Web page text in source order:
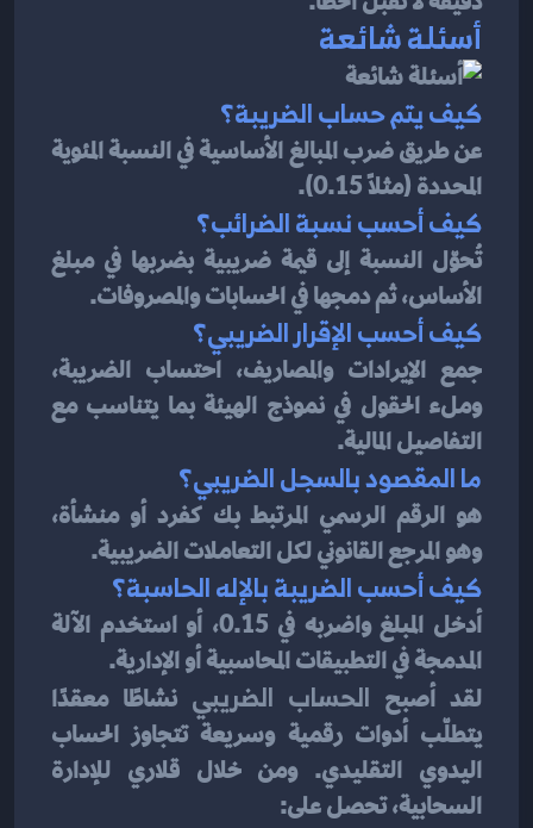
أسئلة شائعة
كيف يتم حساب الضريبة؟
المحددة (مثلًا 0.15).
كيف أحسب نسبة الضرائب؟
الأساس، ثم دمجها في الحسابات والمصروفات.
كيف أحسب الإقرار الضريبي؟
التفاصيل المالية.
ما المقصود بالسجل الضريبي؟
وهو المرجع القانوني لكل التعاملات الضريبية.
كيف أحسب الضريبة بالإله الحاسبة؟
المدمجة في التطبيقات المحاسبية أو الإدارية.
لقد أصبح الحساب الضريبي
السحابية، تحصل على: